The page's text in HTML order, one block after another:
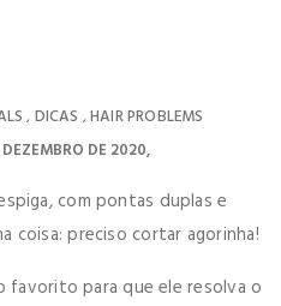
, DICAS ,HAIR PROBLEMS
DE 2020
com pontas duplas e
coisa: preciso cortar agorinha!
favorito para que ele resolva o